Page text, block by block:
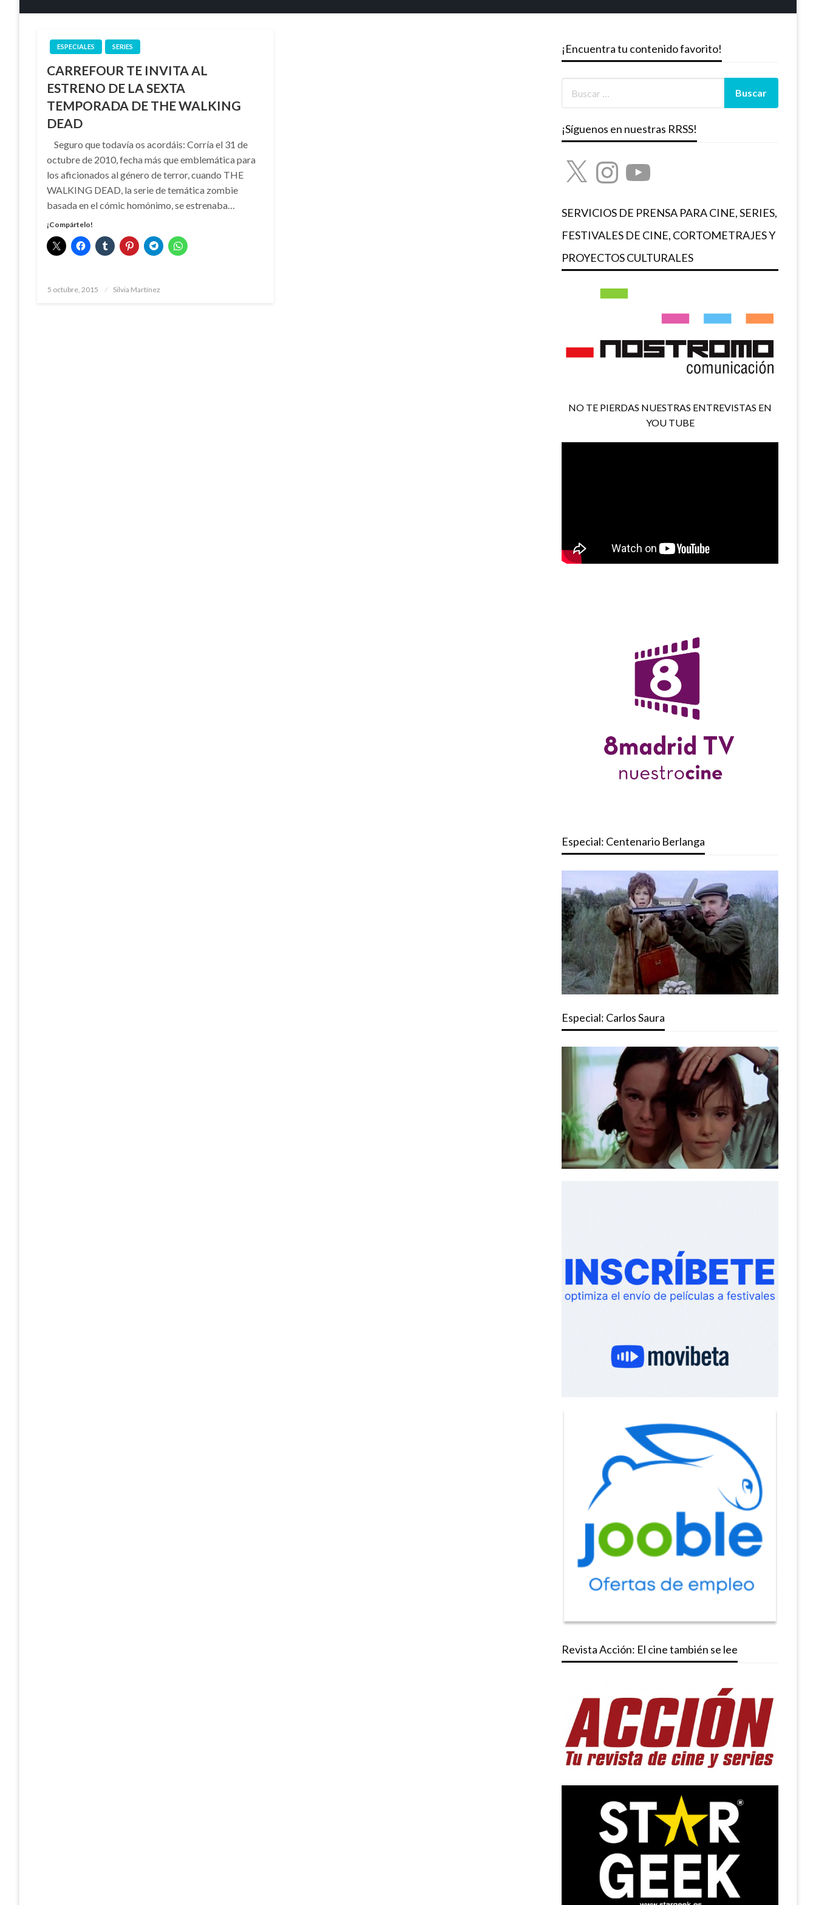
ESPECIALES SERIES
CARREFOUR TE INVITA AL
ESTRENO DE LA SEXTA
TEMPORADA DE THE WALKING
DEAD
Seguro que todavía os acordáis: Corría el 31 de
octubre de 2010, fecha más que emblemática para
los aficionados al género de terror, cuando THE
WALKING DEAD, la serie de temática zombie
basada en el cómic homónimo, se estrenaba…
¡Compártelo!
Publicado
5 octubre, 2015 Silvia Martínez
¡Encuentra tu contenido favorito!
¡Síguenos en nuestras RRSS!
X InstagramYouTube
SERVICIOS DE PRENSA PARA CINE, SERIES,
FESTIVALES DE CINE, CORTOMETRAJES Y
PROYECTOS CULTURALES
NO TE PIERDAS NUESTRAS ENTREVISTAS EN
YOU TUBE
Especial: Centenario Berlanga
Especial: Carlos Saura
Revista Acción: El cine también se lee